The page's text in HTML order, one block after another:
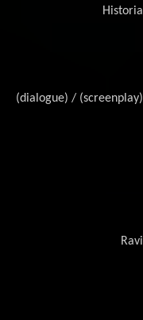
Historia
(dialogue) / (screenplay)
Ravi